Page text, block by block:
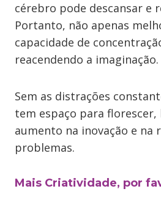
cérebro pode descansar e
Portanto, não apenas
capacidade de
reacendendo a imaginação.
Sem as distrações
tem espaço para florescer,
aumento na inovação e na
problemas.
Mais Criatividade, por